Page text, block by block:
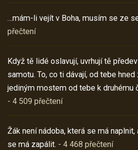
…mám-li vejít v Boha, musím se ze
přečtení
Když tě lidé oslavují, uvrhují tě
samotu. To, co ti dávají, od tebe
jediným mostem od tebe k druhému
- 4 509 přečtení
Žák není nádoba, která se má
se má zapálit. - 4 468 přečtení